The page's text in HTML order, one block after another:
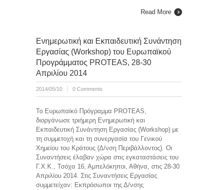
Read More
Ενημερωτική και Εκπαιδευτική Συνάντηση
Εργασίας (Workshop) του Ευρωπαϊκού
Προγράμματος PROTEAS, 28-30
Απριλίου 2014
2014/05/10 0 Comments
Το Ευρωπαϊκό Πρόγραμμα PROTEAS,
διοργάνωσε τριήμερη Ενημερωτική και
Εκπαιδευτική Συνάντηση Εργασίας (Workshop) με
τη συμμετοχή και τη συνεργασία του Γενικού
Χημείου του Κράτους (Δ/νση Περιβάλλοντος). Οι
Συναντήσεις έλαβαν χώρα στις εγκαταστάσεις του
Γ.Χ.Κ., Τσόχα 16, Αμπελόκηποι, Αθήνα, στις 28-30
Απριλίου 2014. Στις Συναντήσεις Εργασίας
συμμετείχαν: Εκπρόσωποι της Δ/νσης